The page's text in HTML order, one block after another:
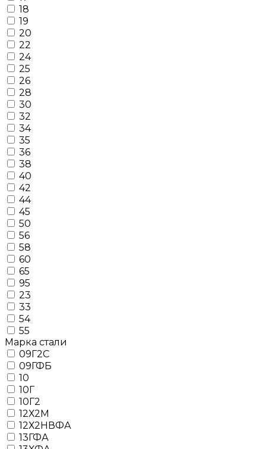
18
19
20
22
24
25
26
28
30
32
34
35
36
38
40
42
44
45
50
56
58
60
65
95
23
33
54
55
Марка стали
09Г2С
09ГФБ
10
10Г
10Г2
12Х2М
12Х2НВФА
13ГФА